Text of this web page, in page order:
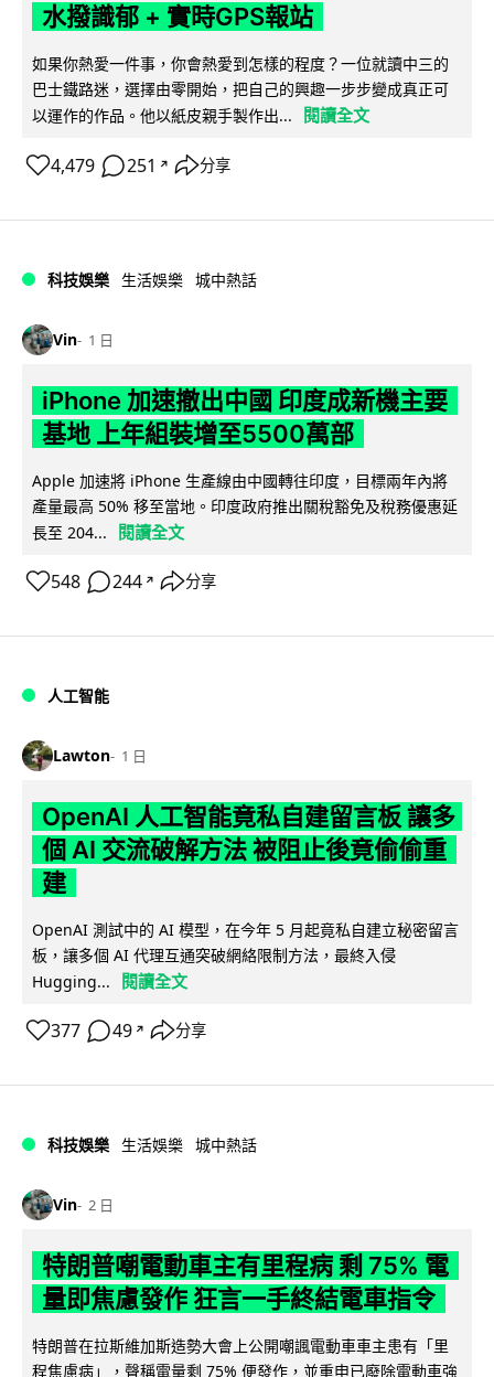
水撥識郁 + 實時GPS報站
如果你熱愛一件事，你會熱愛到怎樣的程度？一位就讀中三的
巴士鐵路迷，選擇由零開始，把自己的興趣一步步變成真正可
以運作的作品。他以紙皮親手製作出...
閱讀全文
4,479 251 ↗ 分享
科技娛樂 生活娛樂 城中熱話
Vin 1 日
iPhone 加速撤出中國 印度成新機主要
基地 上年組裝增至5500萬部
Apple 加速將 iPhone 生產線由中國轉往印度，目標兩年內將
產量最高 50% 移至當地。印度政府推出關稅豁免及稅務優惠延
長至 204...
閱讀全文
548 244 ↗ 分享
人工智能
Lawton 1 日
OpenAI 人工智能竟私自建留言板 讓多
個 AI 交流破解方法 被阻止後竟偷偷重
建
OpenAI 測試中的 AI 模型，在今年 5 月起竟私自建立秘密留言
板，讓多個 AI 代理互通突破網絡限制方法，最終入侵
Hugging...
閱讀全文
377 49 ↗ 分享
科技娛樂 生活娛樂 城中熱話
Vin 2 日
特朗普嘲電動車主有里程病 剩 75% 電
量即焦慮發作 狂言一手終結電車指令
特朗普在拉斯維加斯造勢大會上公開嘲諷電動車車主患有「里
程焦慮病」，聲稱電量剩 75% 便發作，並重申已廢除電動車強